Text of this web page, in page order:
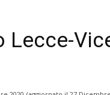
Lecce-